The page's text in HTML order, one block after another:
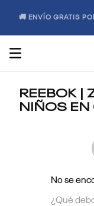
🚚 ENVÍO GRATIS
REEBOK |
NIÑOS EN
No se
¿Qué